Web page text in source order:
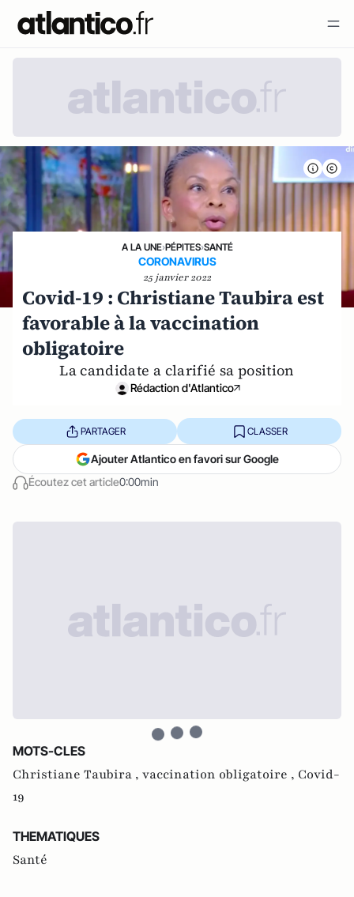
A LA UNE›PÉPITES›SANTÉ
CORONAVIRUS
25 janvier 2022
Covid-19 : Christiane Taubira est
favorable à la vaccination
obligatoire
La candidate a clarifié sa position
Rédaction d'Atlantico
Écoutez cet article0:00min
PARTAGER CLASSER
Ajouter Atlantico en favori sur Google
MOTS-CLES
Christiane Taubira , vaccination obligatoire , Covid-
19
THEMATIQUES
Santé